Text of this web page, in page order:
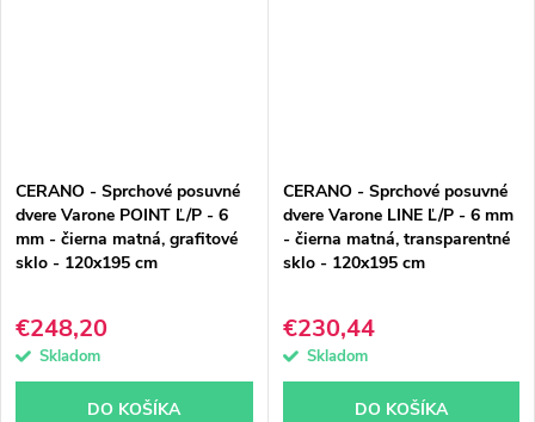
CERANO - Sprchové posuvné
dvere Varone POINT Ľ/P - 6
mm - čierna matná, grafitové
sklo - 120x195 cm
€248,20
Skladom
DO KOŠÍKA
CERANO - Sprchové posuvné
dvere Varone LINE Ľ/P - 6 mm
- čierna matná, transparentné
sklo - 120x195 cm
€230,44
Skladom
DO KOŠÍKA